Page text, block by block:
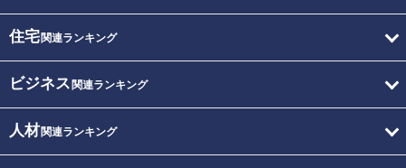
住宅関連ランキング
ビジネス 関連ランキング
人材関連ランキング